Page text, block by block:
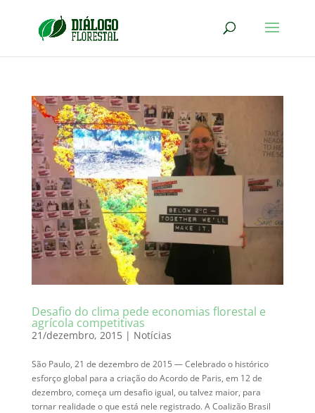
Desafio do clima pede economias florestal e
agrícola competitivas
21/dezembro, 2015| Notícias
São Paulo, 21 de dezembro de 2015 — Celebrado o histórico
esforço global para a criação do Acordo de Paris, em 12 de
dezembro, começa um desafio igual, ou talvez maior, para
tornar realidade o que está nele registrado. A Coalizão Brasil